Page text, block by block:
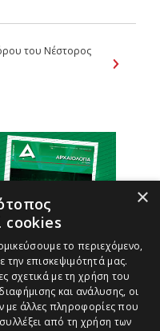
του Νέστορος
×
cookies
το περιεχόμενο,
την επισκεψιμότητά μας.
σχετικά με τη χρήση του
και ανάλυσης, οι
με άλλες πληροφορίες που
από τη χρήση των